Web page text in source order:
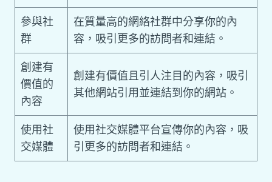
參與社
群
在質量高的網絡社群中分享你的內
容，吸引更多的訪問者和連結。
創建有
價值的
內容
創建有價值且引人注目的內容，吸引
其他網站引用並連結到你的網站。
使用社
交媒體
使用社交媒體平台宣傳你的內容，吸
引更多的訪問者和連結。